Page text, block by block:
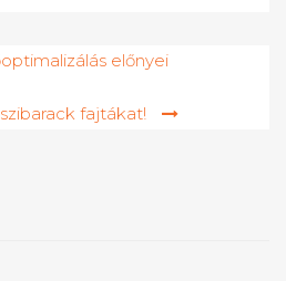
előnyei
fajtákat!